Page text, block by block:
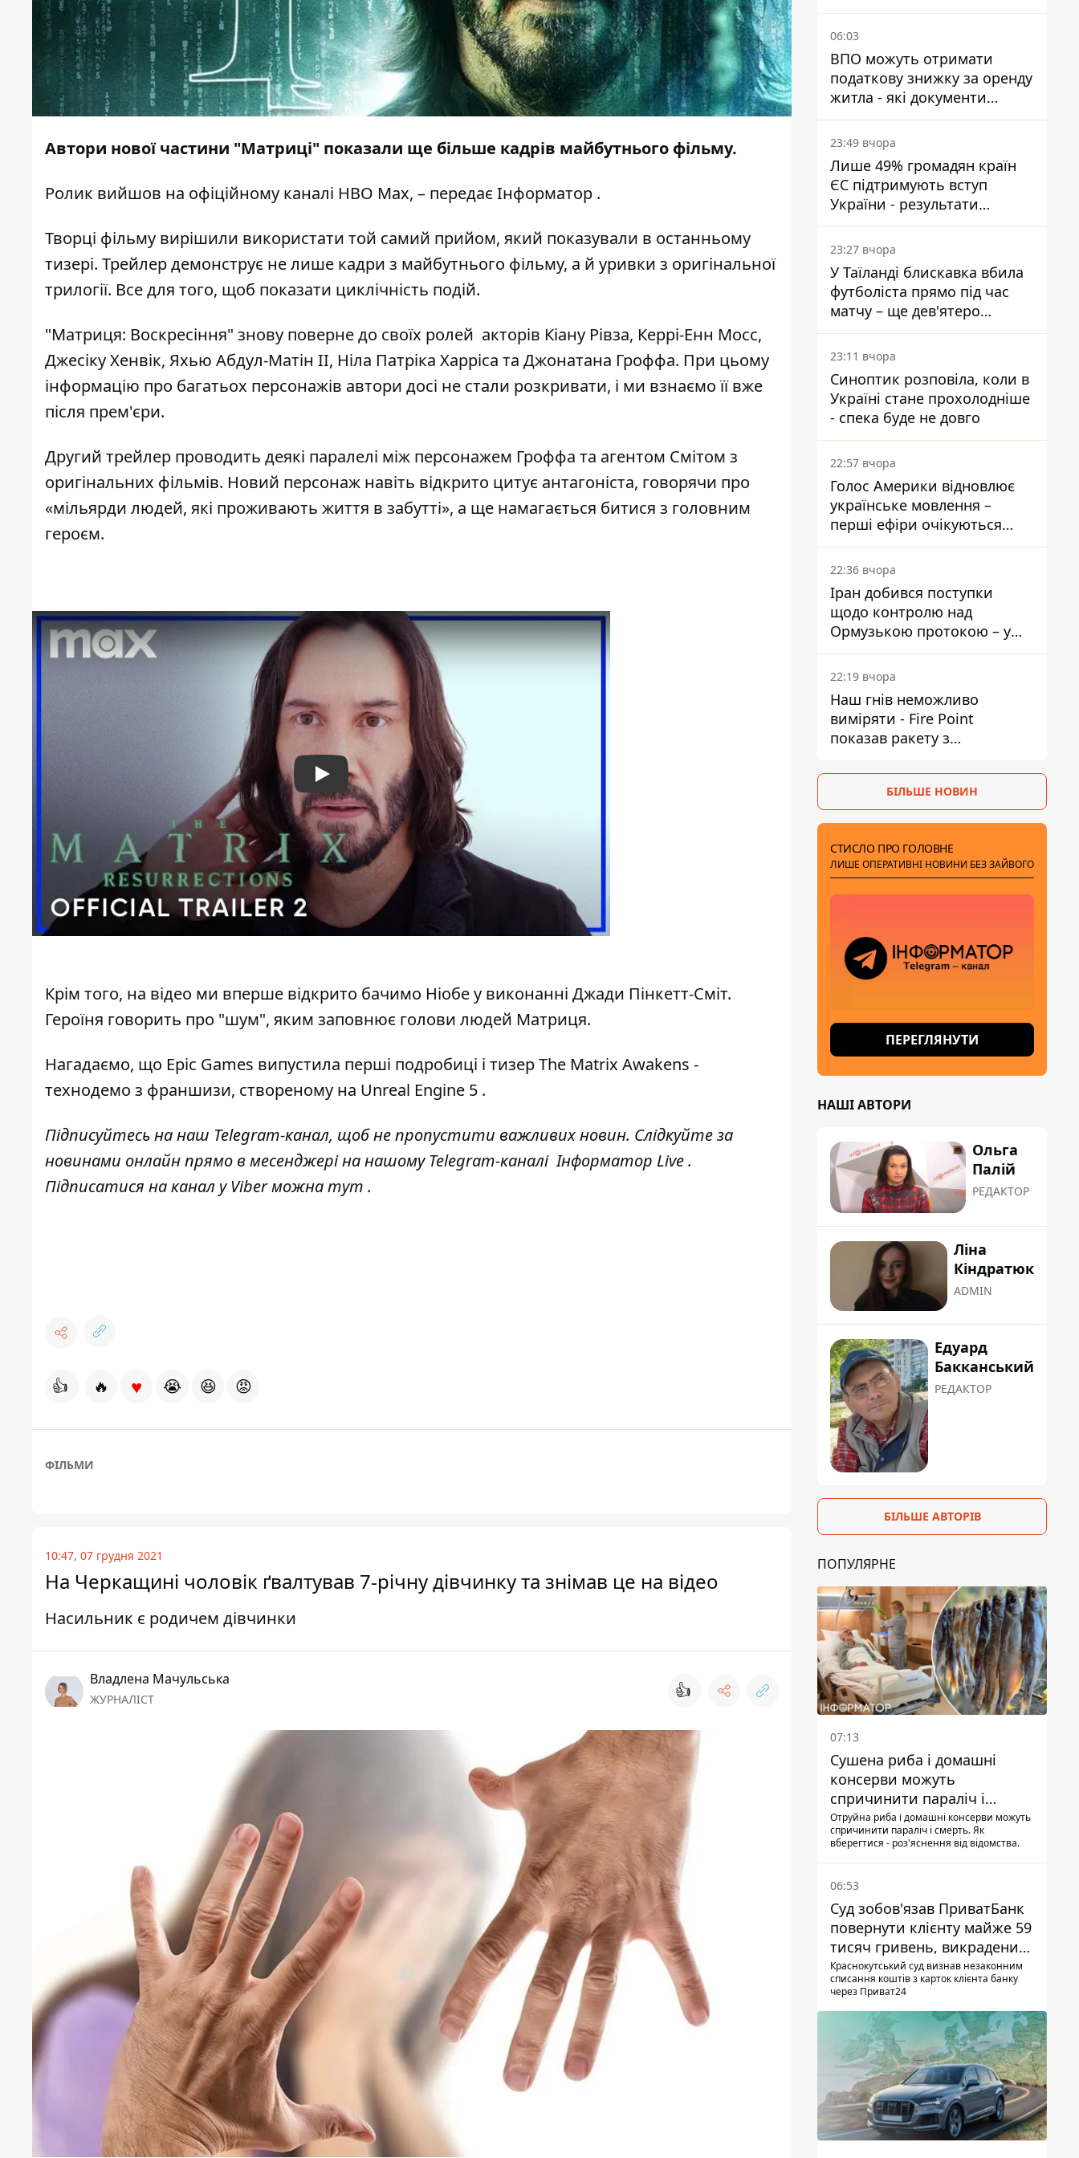
Автори нової частини "Матриці" показали ще більше кадрів майбутнього фільму.
Ролик вийшов на офіційному каналі HBO Max, – передає Інформатор .
Творці фільму вирішили використати той самий прийом, який показували в останньому
тизері. Трейлер демонструє не лише кадри з майбутнього фільму, а й уривки з оригінальної
трилогії. Все для того, щоб показати циклічність подій.
"Матриця: Воскресіння" знову поверне до своїх ролей акторів Кіану Рівза, Керрі-Енн Мосс,
Джесіку Хенвік, Яхью Абдул-Матін II, Ніла Патріка Харріса та Джонатана Гроффа. При цьому
інформацію про багатьох персонажів автори досі не стали розкривати, і ми взнаємо її вже
після прем'єри.
Другий трейлер проводить деякі паралелі між персонажем Гроффа та агентом Смітом з
оригінальних фільмів. Новий персонаж навіть відкрито цитує антагоніста, говорячи про
«мільярди людей, які проживають життя в забутті», а ще намагається битися з головним
героєм.
Play
Крім того, на відео ми вперше відкрито бачимо Ніобе у виконанні Джади Пінкетт-Сміт.
Героїня говорить про "шум", яким заповнює голови людей Матриця.
Нагадаємо, що Epic Games випустила перші подробиці і тизер The Matrix Awakens -
технодемо з франшизи, створеному на Unreal Engine 5 .
Підписуйтесь на наш Telegram-канал, щоб не пропустити важливих новин. Слідкуйте за
новинами онлайн прямо в месенджері на нашому Telegram-каналіІнформатор Live.
Підписатися на канал у Viber можнатут .
👍 🔥 ♥ 😭 😆 😡
ФІЛЬМИ
10:47, 07 грудня 2021
На Черкащині чоловік ґвалтував 7-річну дівчинку та знімав це на відео
Насильник є родичем дівчинки
Владлена Мачульська
ЖУРНАЛІСТ 👍
пускав її до басейну без
медичної довідки - рішення
06:03
ВПО можуть отримати
податкову знижку за оренду
житла - які документи
подати
23:49 вчора
Лише 49% громадян країн
ЄС підтримують вступ
України - результати
опитування
23:27 вчора
У Таїланді блискавка вбила
футболіста прямо під час
матчу – ще дев'ятеро
постраждали
23:11 вчора
Синоптик розповіла, коли в
Україні стане прохолодніше
- спека буде не довго
22:57 вчора
Голос Америки відновлює
українське мовлення –
перші ефіри очікуються
наступного тижня
22:36 вчора
Іран добився поступки
щодо контролю над
Ормузькою протокою – у
Reuters розкрили деталі
22:19 вчора
Наш гнів неможливо
виміряти - Fire Point
показав ракету з
БІЛЬШЕ НОВИН
СТИСЛО ПРО ГОЛОВНЕ
ЛИШЕ ОПЕРАТИВНІ НОВИНИ БЕЗ ЗАЙВОГО
ПЕРЕГЛЯНУТИ
НАШІ АВТОРИ
Ольга
Палій
РЕДАКТОР
Ліна
Кіндратюк
ADMIN
Едуард
Бакканський
РЕДАКТОР
БІЛЬШЕ АВТОРІВ
ПОПУЛЯРНЕ
07:13
Сушена риба і домашні
консерви можуть
спричинити параліч і
смерть - Держрибагентство
попереджає про ботулізм
Отруйна риба і домашні консерви можуть
спричинити параліч і смерть. Як
вберегтися - роз'яснення від відомства.
06:53
Суд зобов'язав ПриватБанк
повернути клієнту майже 59
тисяч гривень, викрадених
шахраями
Краснокутський суд визнав незаконним
списання коштів з карток клієнта банку
через Приват24